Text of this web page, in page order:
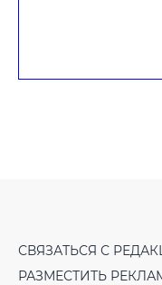
СВЯЗАТЬСЯ С
РАЗМЕСТИТЬ